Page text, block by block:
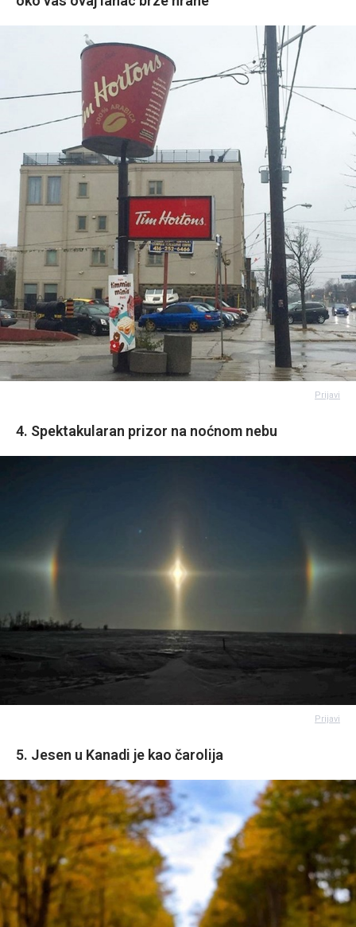
Prijavi
4. Spektakularan prizor na noćnom nebu
Prijavi
5. Jesen u Kanadi je kao čarolija